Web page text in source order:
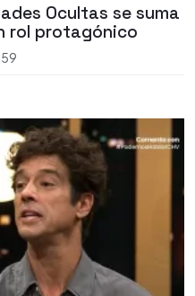
Ocultas se suma
rol protagónico